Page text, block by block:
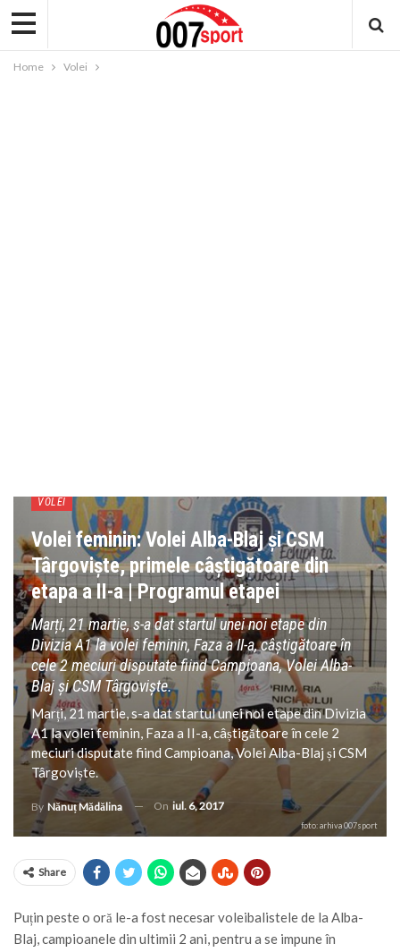
Home Volei
VOLEI
Volei feminin: Volei Alba-Blaj și CSM
Târgoviște, primele câștigătoare din
etapa a II-a | Programul etapei
Marți, 21 martie, s-a dat startul unei noi etape din
Divizia A1 la volei feminin, Faza a II-a, câștigătoare în
cele 2 meciuri disputate fiind Campioana, Volei Alba-
Blaj și CSM Târgoviște.
Marți, 21 martie, s-a dat startul unei noi etape din Divizia
A1 la volei feminin, Faza a II-a, câștigătoare în cele 2
meciuri disputate fiind Campioana, Volei Alba-Blaj și CSM
Târgoviște.
By Nănuț Mădălina On iul. 6, 2017
foto: arhiva 007sport
Share
Puțin peste o oră le-a fost necesar voleibalistele de la Alba-
Blaj, campioanele din ultimii 2 ani, pentru a se impune în